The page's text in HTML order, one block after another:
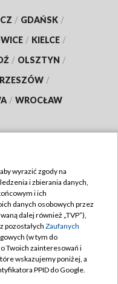
/ GDAŃSK /
/ KIELCE /
/ OLSZTYN /
RZESZÓW /
/ WROCŁAW
wyrazić zgody na
i zbierania danych,
i ich
danych osobowych przez
dalej również „TVP”),
pozostałych Zaufanych
(w tym do
Twoich zainteresowań i
wskazujemy poniżej, a
PPID do Google.